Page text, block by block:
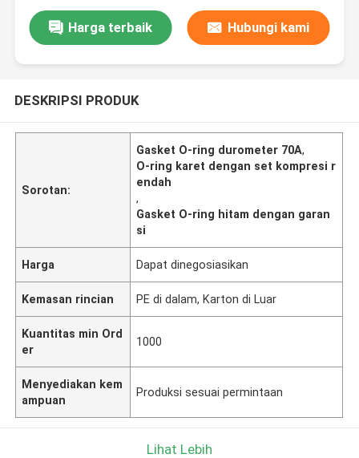
Harga terbaik Hubungi kami
DESKRIPSI PRODUK
Sorotan:
Gasket O-ring durometer 70A,
O-ring karet dengan set kompresi r
endah
,
Gasket O-ring hitam dengan garan
si
Harga Dapat dinegosiasikan
Kemasan rincian PE di dalam, Karton di Luar
Kuantitas min Ord
er
1000
Menyediakan kem
ampuan
Produksi sesuai permintaan
Lihat Lebih